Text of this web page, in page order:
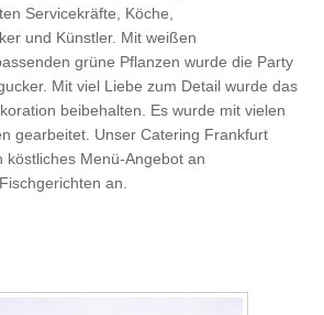
Servicekräfte, Köche,
und Künstler. Mit weißen
grüne Pflanzen wurde die Party
Mit viel Liebe zum Detail wurde das
beibehalten. Es wurde mit vielen
gearbeitet. Unser Catering Frankfurt
köstliches Menü-Angebot an
an.